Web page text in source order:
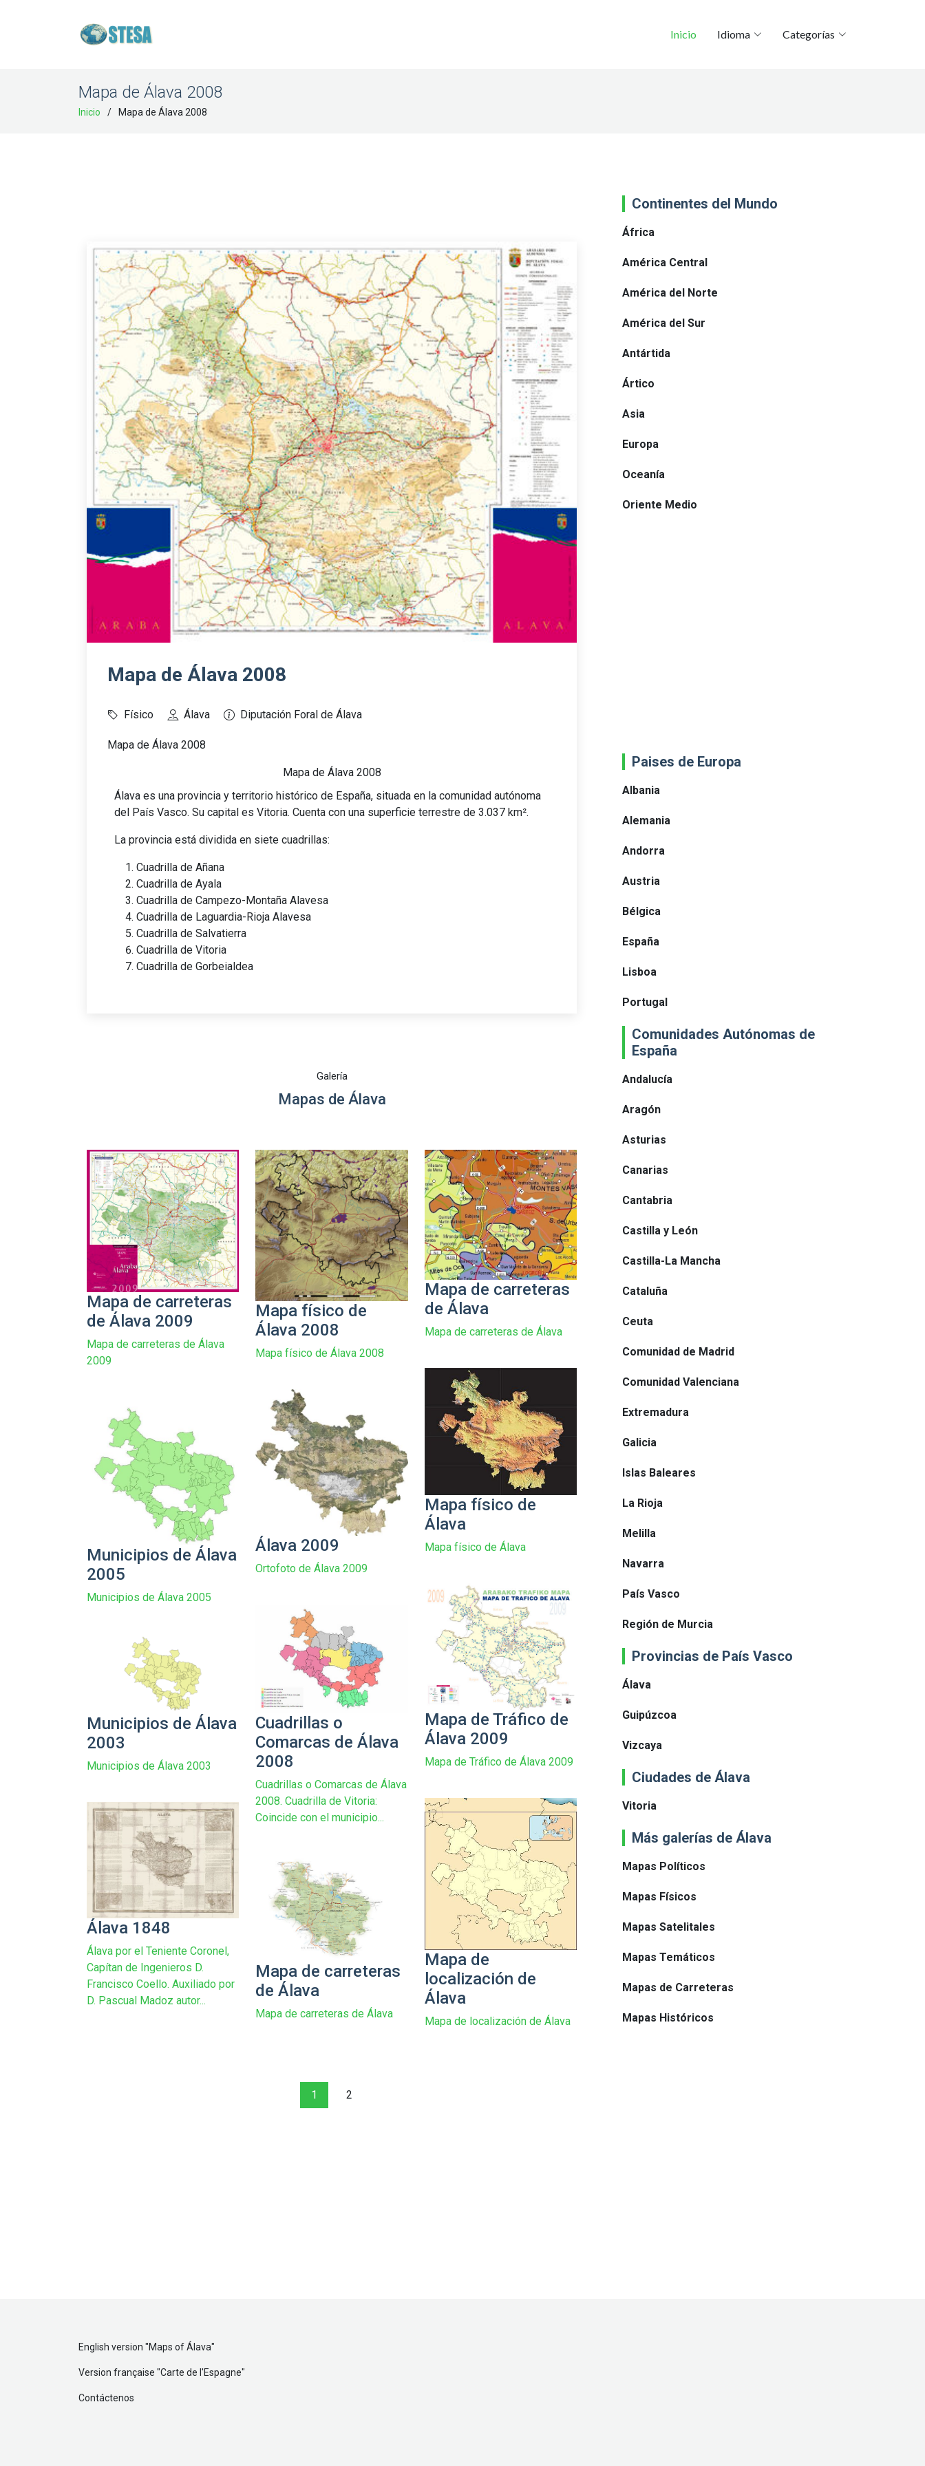
Inicio Idioma Categorías
Mapa de Álava 2008
Inicio Mapa de Álava 2008
Mapa de Álava 2008
Físico Álava Diputación Foral de Álava
Mapa de Álava 2008
Mapa de Álava 2008
Álava es una provincia y territorio histórico de España, situada en la comunidad autónoma
del País Vasco. Su capital es Vitoria. Cuenta con una superficie terrestre de 3.037 km².
La provincia está dividida en siete cuadrillas:
Cuadrilla de Añana
Cuadrilla de Ayala
Cuadrilla de Campezo-Montaña Alavesa
Cuadrilla de Laguardia-Rioja Alavesa
Cuadrilla de Salvatierra
Cuadrilla de Vitoria
Cuadrilla de Gorbeialdea
Galería
Mapas de Álava
Mapa de carreteras
de Álava 2009
Mapa de carreteras de Álava
2009
Mapa físico de
Álava 2008
Mapa físico de Álava 2008
Mapa de carreteras
de Álava
Mapa de carreteras de Álava
Mapa físico de
Álava
Mapa físico de Álava
Álava 2009
Ortofoto de Álava 2009
Municipios de Álava
2005
Municipios de Álava 2005
Mapa de Tráfico de
Álava 2009
Mapa de Tráfico de Álava 2009
Cuadrillas o
Comarcas de Álava
2008
Cuadrillas o Comarcas de Álava
2008. Cuadrilla de Vitoria:
Coincide con el municipio...
Municipios de Álava
2003
Municipios de Álava 2003
Mapa de
localización de
Álava
Mapa de localización de Álava
Álava 1848
Álava por el Teniente Coronel,
Capítan de Ingenieros D.
Francisco Coello. Auxiliado por
D. Pascual Madoz autor...
Mapa de carreteras
de Álava
Mapa de carreteras de Álava
1 2
Continentes del Mundo
África
América Central
América del Norte
América del Sur
Antártida
Ártico
Asia
Europa
Oceanía
Oriente Medio
Paises de Europa
Albania
Alemania
Andorra
Austria
Bélgica
España
Lisboa
Portugal
Comunidades Autónomas de
España
Andalucía
Aragón
Asturias
Canarias
Cantabria
Castilla y León
Castilla-La Mancha
Cataluña
Ceuta
Comunidad de Madrid
Comunidad Valenciana
Extremadura
Galicia
Islas Baleares
La Rioja
Melilla
Navarra
País Vasco
Región de Murcia
Provincias de País Vasco
Álava
Guipúzcoa
Vizcaya
Ciudades de Álava
Vitoria
Más galerías de Álava
Mapas Políticos
Mapas Físicos
Mapas Satelitales
Mapas Temáticos
Mapas de Carreteras
Mapas Históricos
English version "Maps of Álava"
Version française "Carte de l'Espagne"
Contáctenos